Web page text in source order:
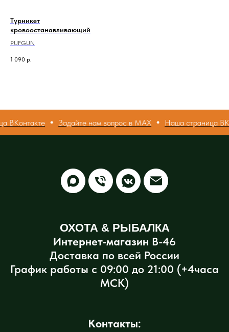
Турникет
кровоостанавливающий
PUFGUN
1 090 р.
ВКонтакте Задайте нам вопрос в МАХ Наша страница
ОХОТА & РЫБАЛКА
Интернет-магазин В-46
Доставка по всей России
График работы с 09:00 до 21:00 (+4часа
МСК)
Контакты: